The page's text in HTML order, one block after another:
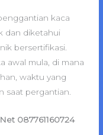
kaca
dan diketahui
bersertifikasi.
awal mula, di mana
waktu yang
saat pergantian.
087761160724